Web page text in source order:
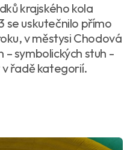
krajského kola
se uskutečnilo přímo
v městysi Chodová
– symbolických stuh -
řadě kategorií.